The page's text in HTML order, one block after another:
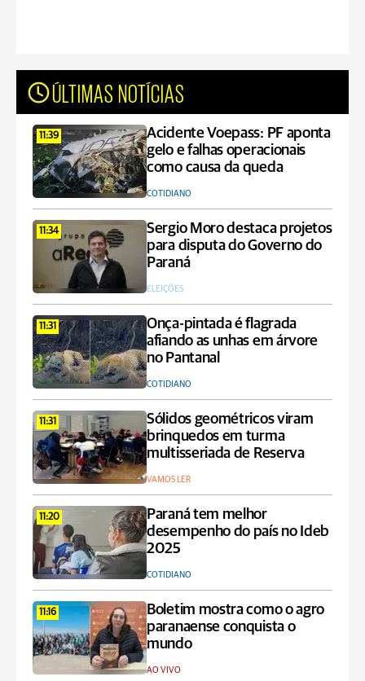
ÚLTIMAS NOTÍCIAS
11:39
Acidente Voepass: PF aponta
gelo e falhas operacionais
como causa da queda
COTIDIANO
11:34
Sergio Moro destaca projetos
para disputa do Governo do
Paraná
ELEIÇÕES
11:31
Onça-pintada é flagrada
afiando as unhas em árvore
no Pantanal
COTIDIANO
11:31
Sólidos geométricos viram
brinquedos em turma
multisseriada de Reserva
VAMOS LER
11:20
Paraná tem melhor
desempenho do país no Ideb
2025
COTIDIANO
11:16
Boletim mostra como o agro
paranaense conquista o
mundo
AO VIVO